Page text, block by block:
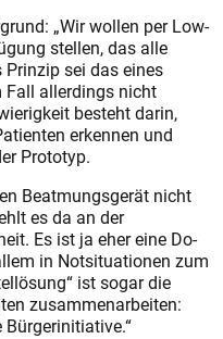
„Wir wollen per Low-
stellen, das alle
sei das eines
Fall allerdings nicht
besteht darin,
erkennen und
Prototyp.
Beatmungsgerät nicht
es da an der
Es ist ja eher eine Do-
in Notsituationen zum
ist sogar die
zusammenarbeiten: